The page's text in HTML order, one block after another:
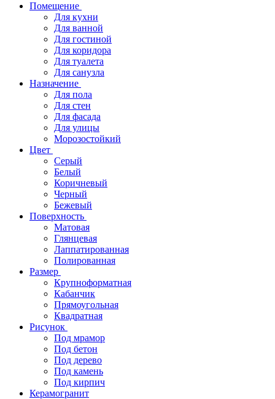
Помещение
Для кухни
Для ванной
Для гостиной
Для коридора
Для туалета
Для санузла
Назначение
Для пола
Для стен
Для фасада
Для улицы
Морозостойкий
Цвет
Серый
Белый
Коричневый
Черный
Бежевый
Поверхность
Матовая
Глянцевая
Лаппатированная
Полированная
Размер
Крупноформатная
Кабанчик
Прямоугольная
Квадратная
Рисунок
Под мрамор
Под бетон
Под дерево
Под камень
Под кирпич
Керамогранит